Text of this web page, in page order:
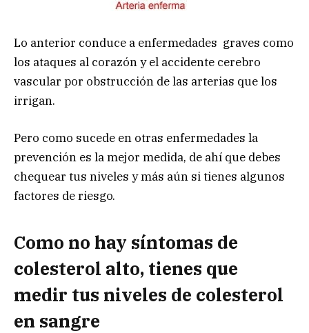
Lo anterior conduce a enfermedades graves como
los ataques al corazón y el accidente cerebro
vascular por obstrucción de las arterias que los
irrigan.
Pero como sucede en otras enfermedades la
prevención es la mejor medida, de ahí que debes
chequear tus niveles y más aún si tienes algunos
factores de riesgo.
Como no hay síntomas de
colesterol alto, tienes que
medir tus niveles de colesterol
en sangre